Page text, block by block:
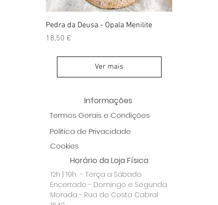
Pedra da Deusa - Opala Menilite
Preço
18,50 €
Ver mais
Informações
Termos Gerais e Condições
Politica de Privacidade
Cookies
Horário da Loja Física
12h | 19h - Terça a Sábado
Encerrado - Domingo e Segunda
Morada - Rua de Costa Cabral